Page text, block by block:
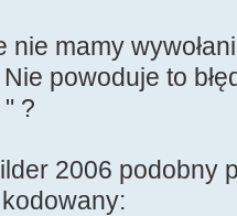
nie mamy
powoduje to
?
2006 podobny